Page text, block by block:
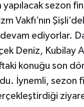
yapılacak sezon
Vakfı’nın
ediyorlar.
Deniz, Kubilay
konuğu son
İynemli, sezon